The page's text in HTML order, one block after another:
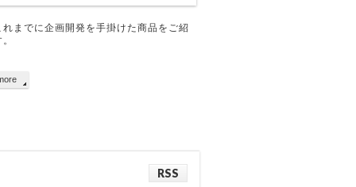
れまでに企画開発を手掛けた商品をご紹
RSS